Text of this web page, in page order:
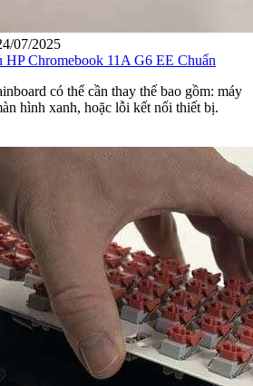
07/2025
Chromebook 11A G6 EE Chuẩn
có thể cần thay thế bao gồm: máy
hình xanh, hoặc lỗi kết nối thiết bị.